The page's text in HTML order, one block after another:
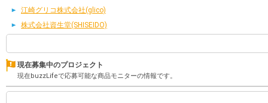
江崎グリコ株式会社(glico)
株式会社資生堂(SHISEIDO)
現在募集中のプロジェクト
現在buzzLifeで応募可能な商品モニターの情報です。